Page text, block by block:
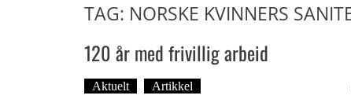
TAG: NORSKE KVINNERS
120 år med frivillig arbeid
Aktuelt Artikkel